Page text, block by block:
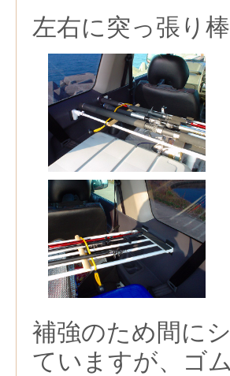
左右に突っ張り
補強のため間に
ていますが、ゴ